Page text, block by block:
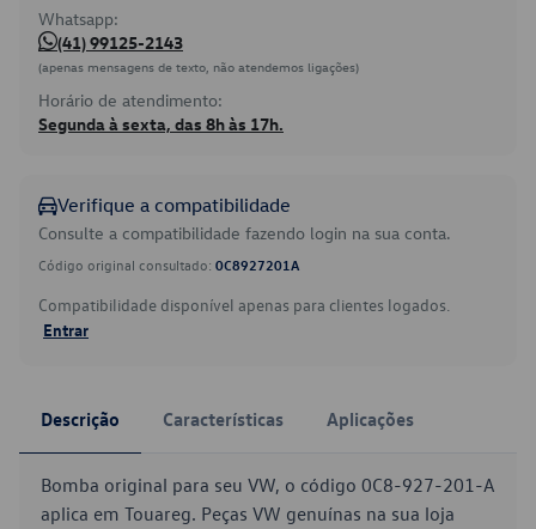
Whatsapp:
(41) 99125-2143
(apenas mensagens de texto, não atendemos ligações)
Horário de atendimento:
Segunda à sexta, das 8h às 17h.
Verifique a compatibilidade
Consulte a compatibilidade fazendo login na sua conta.
Código original consultado: 0C8927201A
Compatibilidade disponível apenas para clientes logados.
Entrar
Descrição Características Aplicações
Bomba original para seu VW, o código 0C8-927-201-A
aplica em Touareg. Peças VW genuínas na sua loja